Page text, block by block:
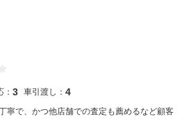
3 車引渡し： 4
寧で、かつ他店舗での査定も薦めるなど顧客